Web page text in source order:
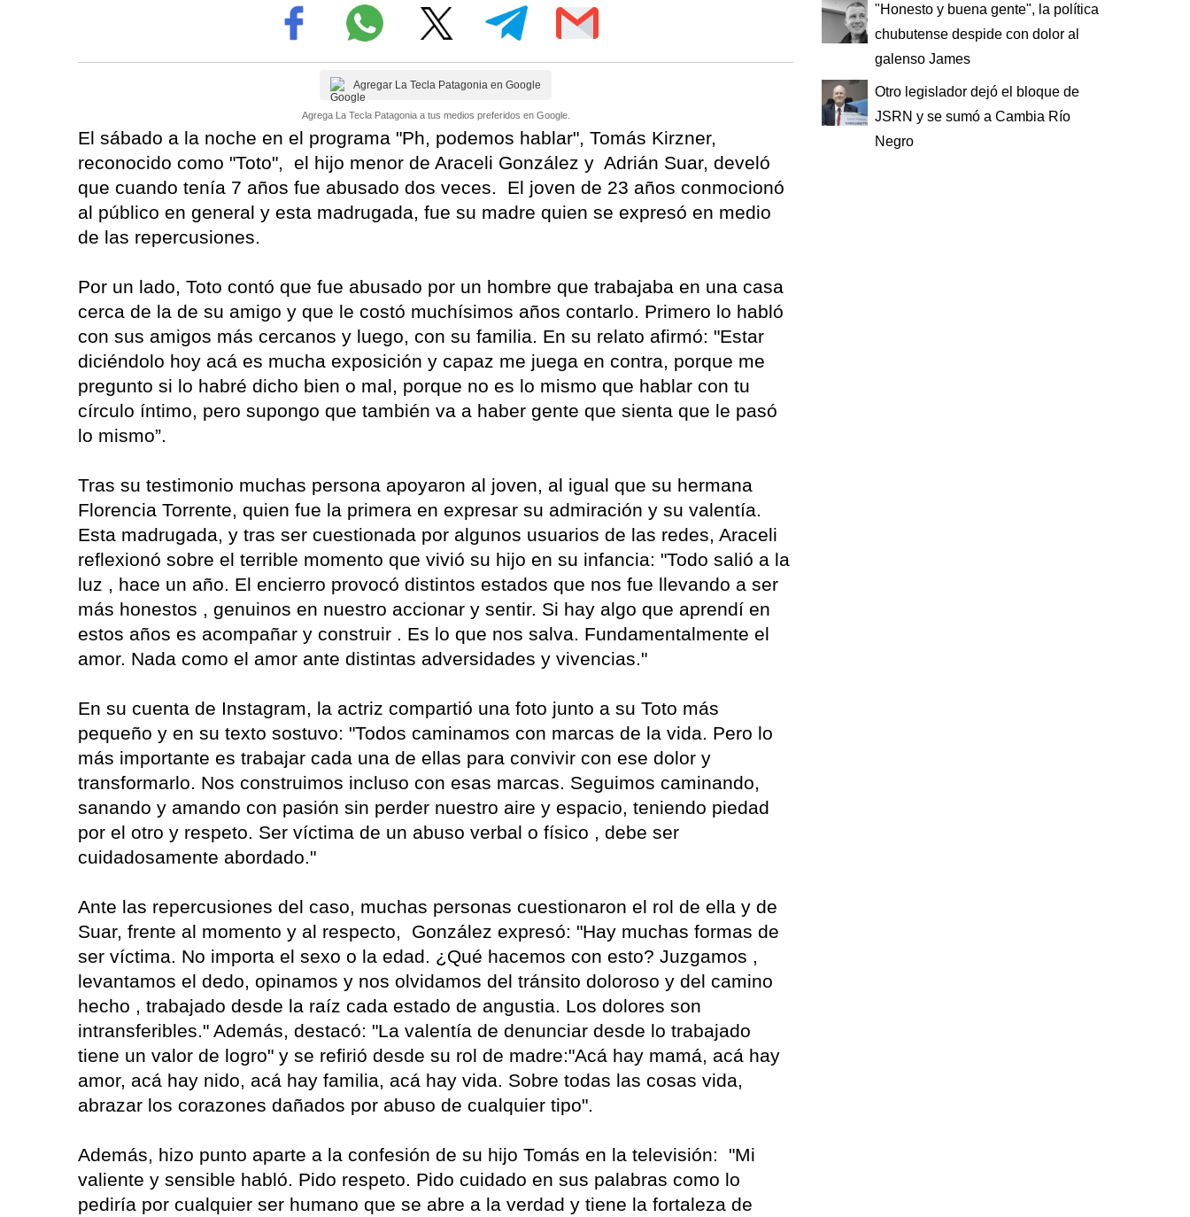
Agregar La Tecla Patagonia en Google
Agrega La Tecla Patagonia a tus medios preferidos en Google.
El sábado a la noche en el programa "Ph, podemos hablar", Tomás Kirzner,
reconocido como "Toto", el hijo menor de Araceli González y Adrián Suar, develó
que cuando tenía 7 años fue abusado dos veces. El joven de 23 años conmocionó
al público en general y esta madrugada, fue su madre quien se expresó en medio
de las repercusiones.
Por un lado, Toto contó que fue abusado por un hombre que trabajaba en una casa
cerca de la de su amigo y que le costó muchísimos años contarlo. Primero lo habló
con sus amigos más cercanos y luego, con su familia. En su relato afirmó: "Estar
diciéndolo hoy acá es mucha exposición y capaz me juega en contra, porque me
pregunto si lo habré dicho bien o mal, porque no es lo mismo que hablar con tu
círculo íntimo, pero supongo que también va a haber gente que sienta que le pasó
lo mismo”.
Tras su testimonio muchas persona apoyaron al joven, al igual que su hermana
Florencia Torrente, quien fue la primera en expresar su admiración y su valentía.
Esta madrugada, y tras ser cuestionada por algunos usuarios de las redes, Araceli
reflexionó sobre el terrible momento que vivió su hijo en su infancia: "Todo salió a la
luz , hace un año. El encierro provocó distintos estados que nos fue llevando a ser
más honestos , genuinos en nuestro accionar y sentir. Si hay algo que aprendí en
estos años es acompañar y construir . Es lo que nos salva. Fundamentalmente el
amor. Nada como el amor ante distintas adversidades y vivencias."
En su cuenta de Instagram, la actriz compartió una foto junto a su Toto más
pequeño y en su texto sostuvo: "Todos caminamos con marcas de la vida. Pero lo
más importante es trabajar cada una de ellas para convivir con ese dolor y
transformarlo. Nos construimos incluso con esas marcas. Seguimos caminando,
sanando y amando con pasión sin perder nuestro aire y espacio, teniendo piedad
por el otro y respeto. Ser víctima de un abuso verbal o físico , debe ser
cuidadosamente abordado."
Ante las repercusiones del caso, muchas personas cuestionaron el rol de ella y de
Suar, frente al momento y al respecto, González expresó: "Hay muchas formas de
ser víctima. No importa el sexo o la edad. ¿Qué hacemos con esto? Juzgamos ,
levantamos el dedo, opinamos y nos olvidamos del tránsito doloroso y del camino
hecho , trabajado desde la raíz cada estado de angustia. Los dolores son
intransferibles." Además, destacó: "La valentía de denunciar desde lo trabajado
tiene un valor de logro" y se refirió desde su rol de madre:"Acá hay mamá, acá hay
amor, acá hay nido, acá hay familia, acá hay vida. Sobre todas las cosas vida,
abrazar los corazones dañados por abuso de cualquier tipo".
Además, hizo punto aparte a la confesión de su hijo Tomás en la televisión: "Mi
valiente y sensible habló. Pido respeto. Pido cuidado en sus palabras como lo
pediría por cualquier ser humano que se abre a la verdad y tiene la fortaleza de
"Honesto y buena gente", la política
chubutense despide con dolor al
galenso James
Otro legislador dejó el bloque de
JSRN y se sumó a Cambia Río
Negro